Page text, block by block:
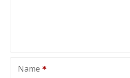
Name